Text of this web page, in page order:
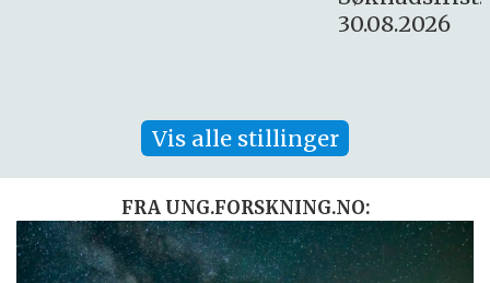
Vis alle stillinger
FRA UNG.FORSKNING.NO: